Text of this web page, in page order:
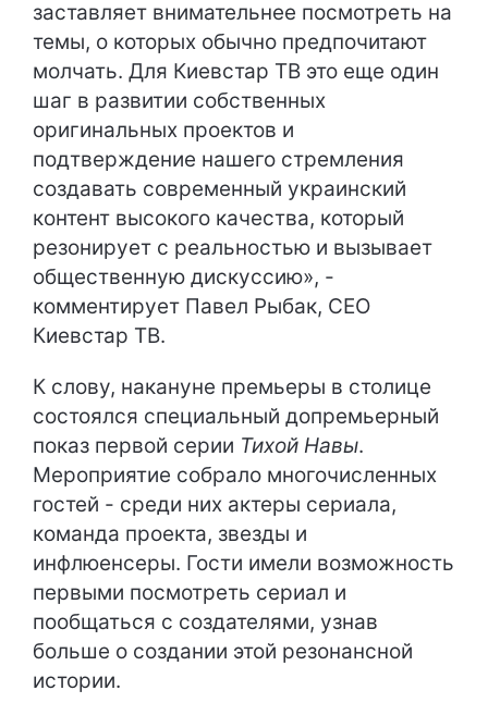
заставляет внимательнее посмотреть на
темы, о которых обычно предпочитают
молчать. Для Киевстар ТВ это еще один
шаг в развитии собственных
оригинальных проектов и
подтверждение нашего стремления
создавать современный украинский
контент высокого качества, который
резонирует с реальностью и вызывает
общественную дискуссию», -
комментирует Павел Рыбак, CEO
Киевстар ТВ.
К слову, накануне премьеры в столице
состоялся специальный допремьерный
показ первой серии Тихой Навы.
Мероприятие собрало многочисленных
гостей - среди них актеры сериала,
команда проекта, звезды и
инфлюенсеры. Гости имели возможность
первыми посмотреть сериал и
пообщаться с создателями, узнав
больше о создании этой резонансной
истории.